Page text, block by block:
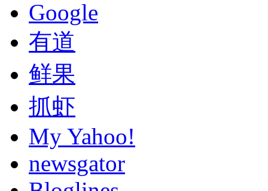
Google
有道
鲜果
抓虾
My Yahoo!
newsgator